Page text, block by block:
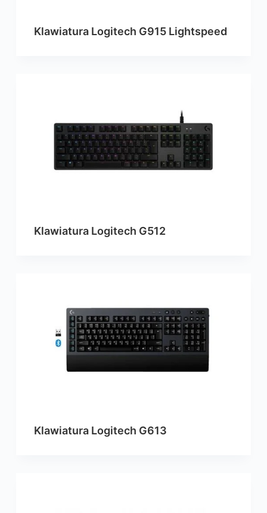
Klawiatura Logitech G915 Lightspeed
Klawiatura Logitech G512
Klawiatura Logitech G613